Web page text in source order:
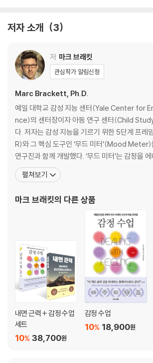
을 느끼며 살아가는지, 그리고 그 감정을 표현하는
기했다. 이번 책에서 그는 한 걸음 더 나아가, 감정
신 감정에 대한 반응을 조절하는 법을 알려준다.
우리는 흔히 삶의 다양한 영역(일, 우정, 사랑, 가족
제를 상황이나 타인의 태도 때문이라고 생각한다.
경우, 문제를 키운 것은 사건 자체보다 그때 감정에
다. 감정이 폭발해 관계를 망쳤는가? 중요한 순간
도 하지 못했나? 아니면 압박 속에서도 침착함을 유
영향을 미친다.
인간은 매일 끊임없이 감정을 느끼며 살아간다. 그
고 전략적으로 다루는 법을 배워야 한다. 다행히
만의 능력이 아니다. 누구나 배우고 연습하며 다듬
책은 감정을 삶의 자원으로 활용하는 법을 알려준
장인 등 감정 소모에 지친 독자들에게 감정에 휘둘
적으로 살아갈 마음 근력을 길러줄 것이다.
강의 상관관계 | 감정과 창의성의 상관관계
제3장 감정 과학자가 되는 법
우리는 생각보다 감정에 더 많이 휘둘린다 | 누구나
능을 향상할 수 있다 | 감성 능력을 구성하는 다섯
우리 인생에서 IQ만큼 중요하다 | 감성 지능이 높은
얻는다 | 성공의 필수 요소는 감성 지능에서 나온다
제2부 감정을 다루는 다섯 가지 기술
제4장 감정 인식하기
는 도구, 무드 미터 | 우리 감정은 끊임없이 오해받
용하는 수많은 편견들
감정의 밑바닥에는 대체 무엇이 깔려 있는가 | 감
이 질문을 던져야 한다 | 감정의 원인을 끈질기게
되게 귀 기울이라 | 행동이 보내는 신호를 읽으면
제6장 감정에 이름 붙이기
“괜찮아.”라는 말은 감정 표현이 두렵다는 뜻 | 감정
면 잘 대처할 수 있다 | 힘들고 괴로울 때 감정을 ‘스
말라 | 감정을 이해하고 이름을 붙이면 일어나는 마
제7장 감정 표현하기
저자 소개 3
저 마크 브래킷
관심작가 알림신청
Marc Brackett, Ph.D.
예일 대학교 감성 지능 센터(Yale Center for
nce)의 센터장이자 아동 연구 센터(Child
다. 저자는 감성 지능을 기르기 위한 5단계 프레
R)와 그 핵심 도구인 ‘무드 미터’(Mood Meter)
연구진과 함께 개발했다. ‘무드 미터’는 감정을
함 정도를 기준으로 빨강, 노랑, 파랑, 초록의 네
나누어 자신의 감정을 보다 정확히 인식하도록 돕
펼쳐보기
마크 브래킷의 다른 상품
내면 근력 + 감정 수업
세트
38,700원
10%
감정 수업
18,900원
10%